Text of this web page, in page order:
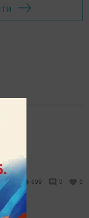
699 0 0